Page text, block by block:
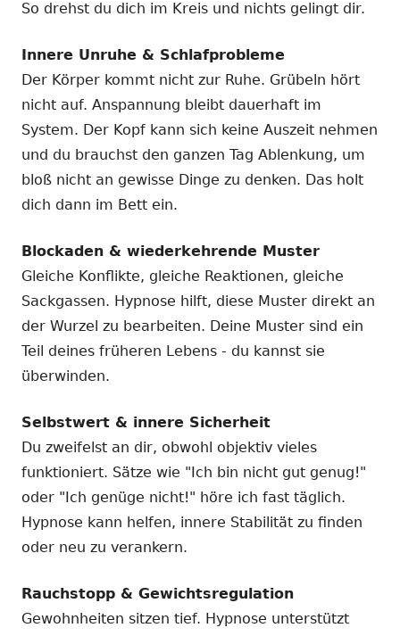
So drehst du dich im Kreis und nichts gelingt dir.
Innere Unruhe & Schlafprobleme
Der Körper kommt nicht zur Ruhe. Grübeln hört
nicht auf. Anspannung bleibt dauerhaft im
System. Der Kopf kann sich keine Auszeit nehmen
und du brauchst den ganzen Tag Ablenkung, um
bloß nicht an gewisse Dinge zu denken. Das holt
dich dann im Bett ein.
Blockaden & wiederkehrende Muster
Gleiche Konflikte, gleiche Reaktionen, gleiche
Sackgassen. Hypnose hilft, diese Muster direkt an
der Wurzel zu bearbeiten. Deine Muster sind ein
Teil deines früheren Lebens - du kannst sie
überwinden.
Selbstwert & innere Sicherheit
Du zweifelst an dir, obwohl objektiv vieles
funktioniert. Sätze wie "Ich bin nicht gut genug!"
oder "Ich genüge nicht!" höre ich fast täglich.
Hypnose kann helfen, innere Stabilität zu finden
oder neu zu verankern.
Rauchstopp & Gewichtsregulation
Gewohnheiten sitzen tief. Hypnose unterstützt